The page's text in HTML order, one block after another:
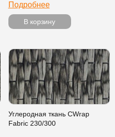
Подробнее
В корзину
Углеродная ткань CWrap
Fabric 230/300